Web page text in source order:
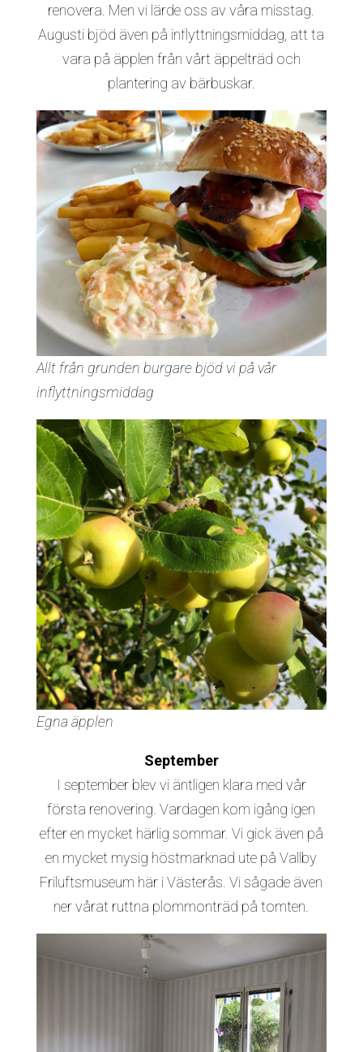
renovera. Men vi lärde oss av våra misstag.
Augusti bjöd även på inflyttningsmiddag, att ta
vara på äpplen från vårt äppelträd och
plantering av bärbuskar.
Allt från grunden burgare bjöd vi på vår
inflyttningsmiddag
Egna äpplen
September
I september blev vi äntligen klara med vår
första renovering. Vardagen kom igång igen
efter en mycket härlig sommar. Vi gick även på
en mycket mysig höstmarknad ute på Vallby
Friluftsmuseum här i Västerås. Vi sågade även
ner vårat ruttna plommonträd på tomten.